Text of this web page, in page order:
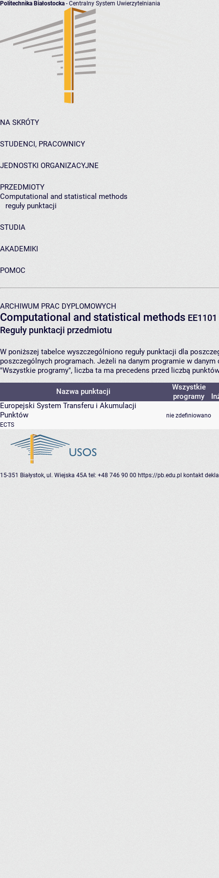
Politechnika Białostocka - Centralny System Uwierzytelniania
NA SKRÓTY
STUDENCI, PRACOWNICY
JEDNOSTKI ORGANIZACYJNE
PRZEDMIOTY
Computational and statistical methods
reguły punktacji
STUDIA
AKADEMIKI
POMOC
ARCHIWUM PRAC DYPLOMOWYCH
Computational and statistical methods EE1101
Reguły punktacji przedmiotu
W poniższej tabelce wyszczególniono reguły punktacji dla
poszczególnych programach. Jeżeli na danym programie w
"Wszystkie programy", liczba ta ma precedens przed liczbą
Nazwa punktacji
Wszystkie
programy
Europejski System Transferu i Akumulacji
Punktów
ECTS
nie zdefiniowano
15-351 Białystok, ul. Wiejska 45A tel: +48 746 90 00 https://pb.edu.pl kontakt